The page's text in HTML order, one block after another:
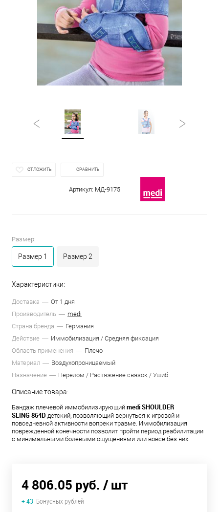
ОТЛОЖИТЬ СРАВНИТЬ
Артикул: МД-9175
Размер:
Размер 1 Размер 2
Характеристики:
Доставка
От 1 дня
Производитель
medi
Страна бренда
Германия
Действие
Иммобилизация / Средняя фиксация
Область применения
Плечо
Материал
Воздухопроницаемый
Назначение
Перелом / Растяжение связок / Ушиб
Описание товара:
Бандаж плечевой иммобилизирующий medi SHOULDER
SLING 864D детский, позволяющий вернуться к игровой и
повседневной активности вопреки травме. Иммобилизация
поврежденной конечности позволит пройти период реабилитации
с минимальными болевыми ощущениями или вовсе без них.
4 806.05 руб. / шт
+ 43 Бонусных рублей